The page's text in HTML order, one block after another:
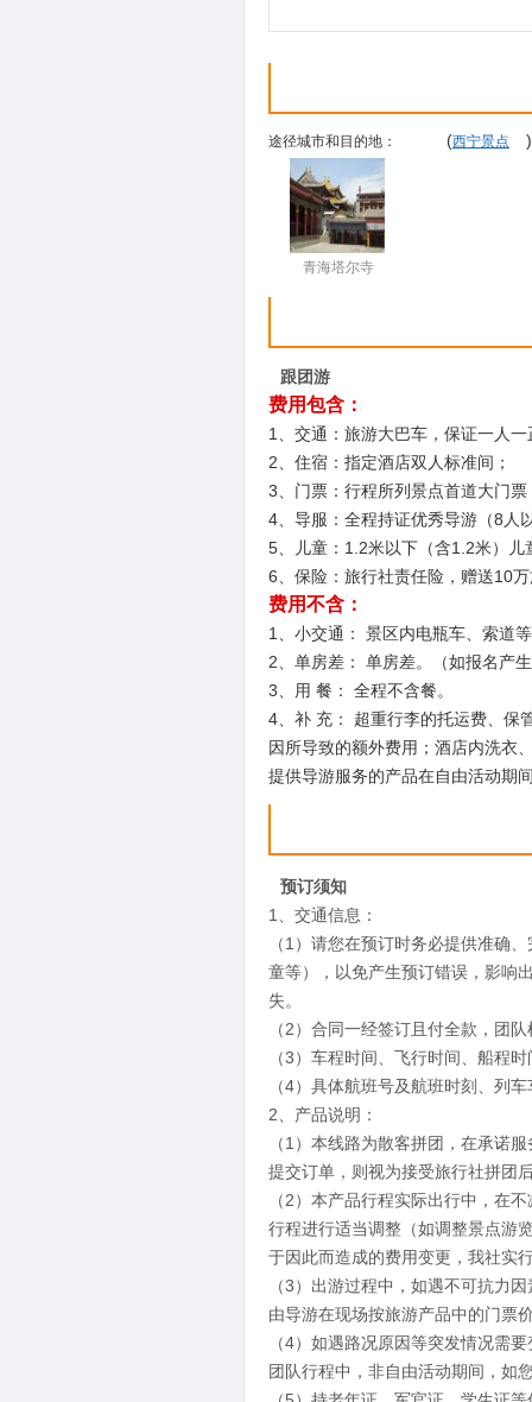
途径城市和目的地： (西宁景点
青海塔尔寺
跟团游
费用包含：
1、交通：旅游大巴车，保证一人一
2、住宿：指定酒店双人标准间；
3、门票：行程所列景点首道大门
4、导服：全程持证优秀导游（8人
5、儿童：1.2米以下（含1.2米）
6、保险：旅行社责任险，赠送10
费用不含：
1、小交通： 景区内电瓶车、索道
2、单房差： 单房差。（如报名产
3、用 餐： 全程不含餐。
4、补 充： 超重行李的托运费、保
因所导致的额外费用；酒店内洗衣
提供导游服务的产品在自由活动期
预订须知
1、交通信息：
（1）请您在预订时务必提供准确
童等），以免产生预订错误，影响
失。
（2）合同一经签订且付全款，团
（3）车程时间、飞行时间、船程
（4）具体航班号及航班时刻、列
2、产品说明：
（1）本线路为散客拼团，在承诺
提交订单，则视为接受旅行社拼团
（2）本产品行程实际出行中，在
行程进行适当调整（如调整景点游
于因此而造成的费用变更，我社实
（3）出游过程中，如遇不可抗力
由导游在现场按旅游产品中的门票
（4）如遇路况原因等突发情况需
团队行程中，非自由活动期间，如